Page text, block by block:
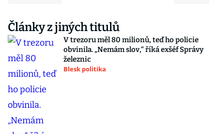
Články z jiných titulů
V trezoru měl 80 milionů, teď ho policie
obvinila. „Nemám slov,“ říká exšéf Správy
železnic
Blesk politika